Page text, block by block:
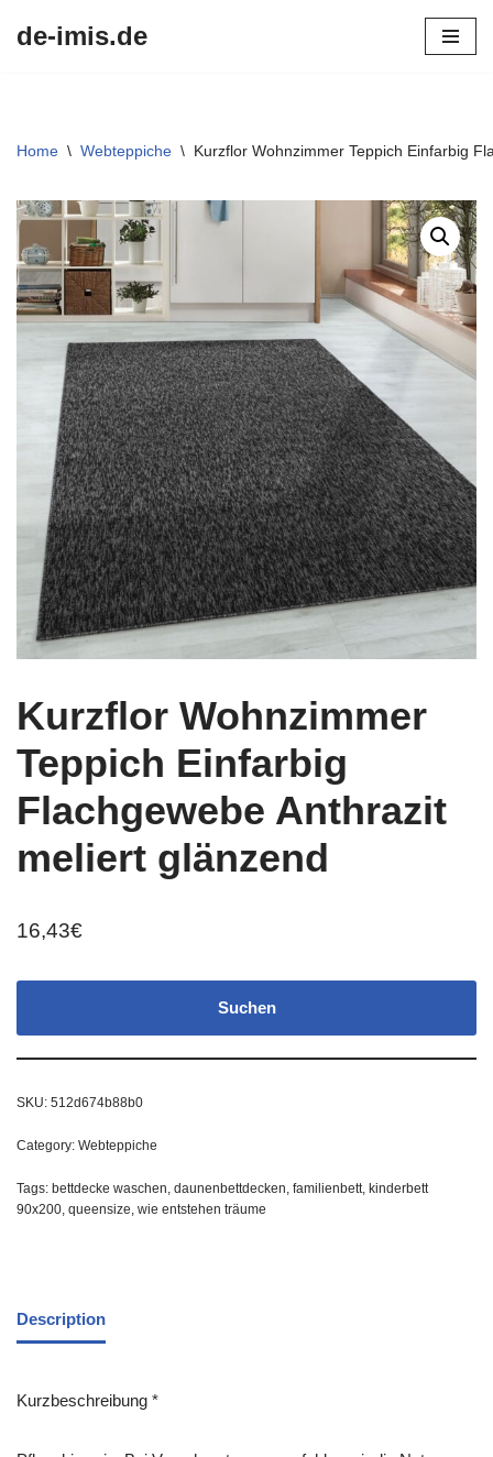
de-imis.de
Home \ Webteppiche \ Kurzflor Wohnzimmer Teppich Einfarbig
Kurzflor Wohnzimmer
Teppich Einfarbig
Flachgewebe Anthrazit
meliert glänzend
16,43€
Suchen
SKU: 512d674b88b0
Category: Webteppiche
Tags: bettdecke waschen, daunenbettdecken, familienbett, kinderbett
90x200, queensize, wie entstehen träume
Description
Kurzbeschreibung *